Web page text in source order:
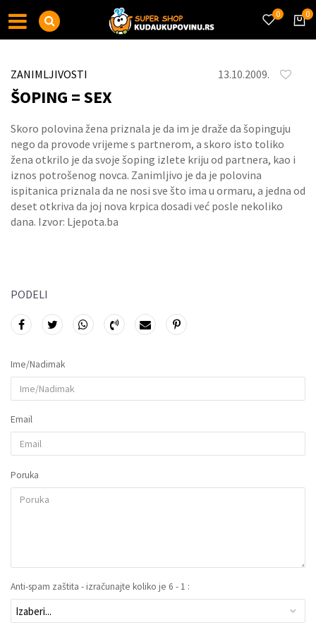
0
0
ZANIMLJIVOSTI 13.10.2009.
ŠOPING = SEX
Skoro polovina žena priznala je da im je draže da šopinguju
nego da provode vrijeme s partnerom, a skoro isto toliko
žena otkrilo je da svoje šoping izlete kriju od partnera, kao i
iznos potrošenog novca. Zanimljivo je da je polovina
ispitanica priznala da ne nosi sve što ima u ormaru, a jedna od
deset otkriva da joj nova krpica dosadi već posle nekoliko
dana. Izvor: Ljepota.ba
PODELI
Ime/Nadimak
Email
Poruka
Anti-spam zaštita - izračunajte koliko je 6 - 1 :